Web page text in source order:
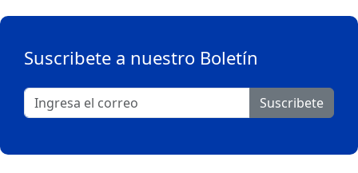
Suscribete a nuestro Boletín
Suscribete